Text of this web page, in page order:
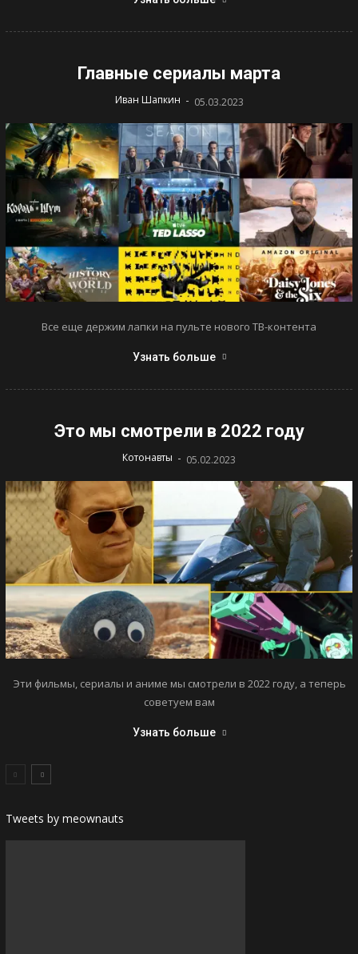
Главные сериалы марта
Иван Шапкин - 05.03.2023
Все еще держим лапки на пульте нового ТВ-контента
Узнать больше
Это мы смотрели в 2022 году
Котонавты - 05.02.2023
Эти фильмы, сериалы и аниме мы смотрели в 2022 году, а теперь
советуем вам
Узнать больше
Tweets by meownauts